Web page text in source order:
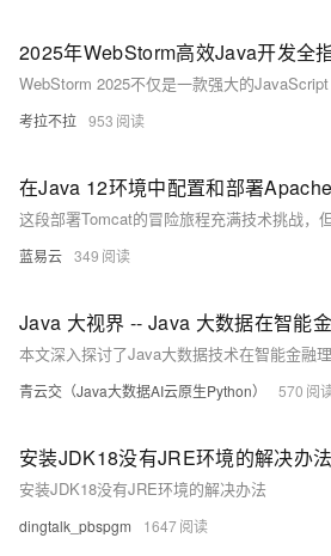
2025年WebStorm高效Java开发全
考拉不拉 953
在Java 12环境中配置和部署Apache
蓝易云 349
青云交（Java大数据AI云原生Python） 570
安装JDK18没有JRE环境的解决办法
安装JDK18没有JRE环境的解决办法
dingtalk_pbspgm 1647